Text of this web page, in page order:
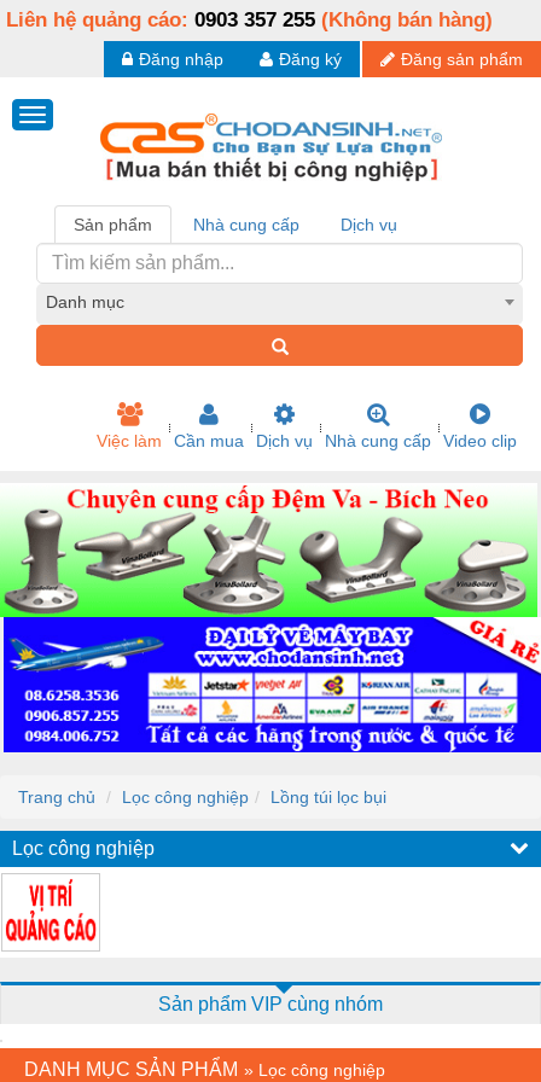
Liên hệ quảng cáo: 0903 357 255 (Không bán hàng)
Đăng sản phẩm
Đăng ký
Đăng nhập
Sản phẩm Nhà cung cấp Dịch vụ
Danh mục
Việc làm Cần mua Dịch vụ Nhà cung cấp Video clip
Trang chủ Lọc công nghiệp Lồng túi lọc bụi
Lọc công nghiệp
Sản phẩm VIP cùng nhóm
DANH MỤC SẢN PHẨM » Lọc công nghiệp